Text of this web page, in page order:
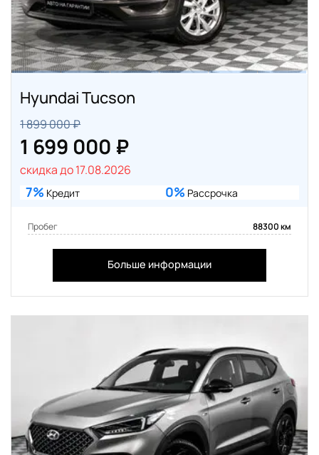
Hyundai Tucson
1 899 000 ₽
1 699 000 ₽
скидка до 17.08.2026
7% Кредит 0% Рассрочка
Пробег 88300 км
Больше информации